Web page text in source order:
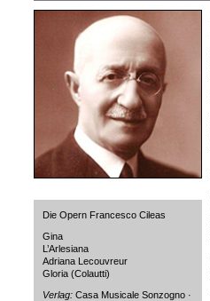
Die Opern Francesco Cileas
Gina
L’Arlesiana
Adriana Lecouvreur
Gloria (Colautti)
Verlag:Casa Musicale Sonzogno ·